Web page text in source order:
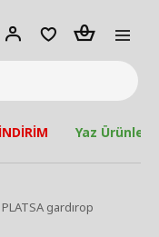
Giriş
Adet
İNDİRİM Yaz Ürünleri
gardırop